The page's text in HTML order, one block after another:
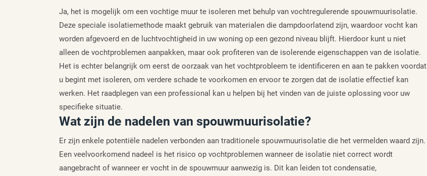
Ja, het is mogelijk om een vochtige muur te isoleren met behulp van vochtregulerende spouwmuurisolatie.
Deze speciale isolatiemethode maakt gebruik van materialen die dampdoorlatend zijn, waardoor vocht kan
worden afgevoerd en de luchtvochtigheid in uw woning op een gezond niveau blijft. Hierdoor kunt u niet
alleen de vochtproblemen aanpakken, maar ook profiteren van de isolerende eigenschappen van de isolatie.
Het is echter belangrijk om eerst de oorzaak van het vochtprobleem te identificeren en aan te pakken voordat
u begint met isoleren, om verdere schade te voorkomen en ervoor te zorgen dat de isolatie effectief kan
werken. Het raadplegen van een professional kan u helpen bij het vinden van de juiste oplossing voor uw
specifieke situatie.
Wat zijn de nadelen van spouwmuurisolatie?
Er zijn enkele potentiële nadelen verbonden aan traditionele spouwmuurisolatie die het vermelden waard zijn.
Een veelvoorkomend nadeel is het risico op vochtproblemen wanneer de isolatie niet correct wordt
aangebracht of wanneer er vocht in de spouwmuur aanwezig is. Dit kan leiden tot condensatie,